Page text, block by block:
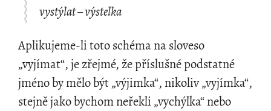
vystýlat – výstelka
Aplikujeme-li toto schéma na sloveso
„vyjímat“, je zřejmé, že příslušné podstatné
jméno by mělo být „výjimka“, nikoliv „vyjímka“,
stejně jako bychom neřekli „vychýlka“ nebo